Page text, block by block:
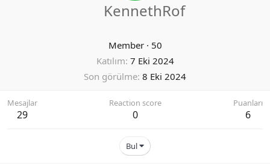
KennethRof
Member · 50
Katılım 7 Eki 2024
Son görülme 8 Eki 2024
Mesajlar
29
Reaction score
0
Puanları
6
Bul